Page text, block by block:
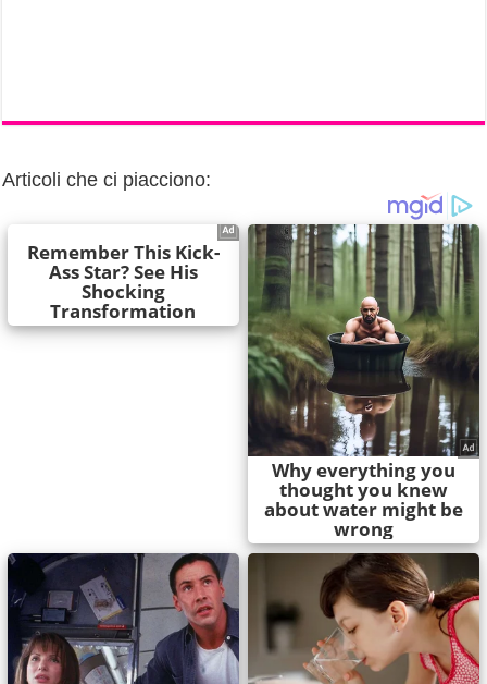
Articoli che ci piacciono: